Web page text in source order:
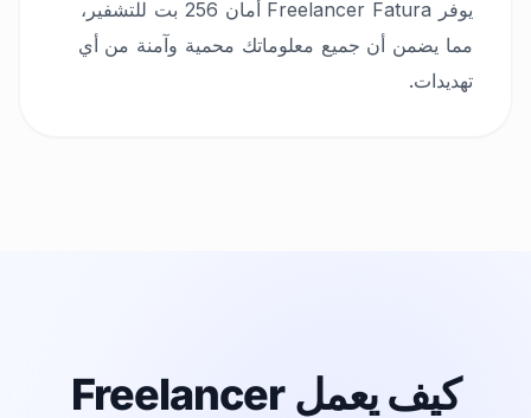
يوفر Freelancer Fatura أمان 256 بت للتشفير،
مما يضمن أن جميع معلوماتك محمية وآمنة من أي
تهديدات.
كيف يعمل Freelancer